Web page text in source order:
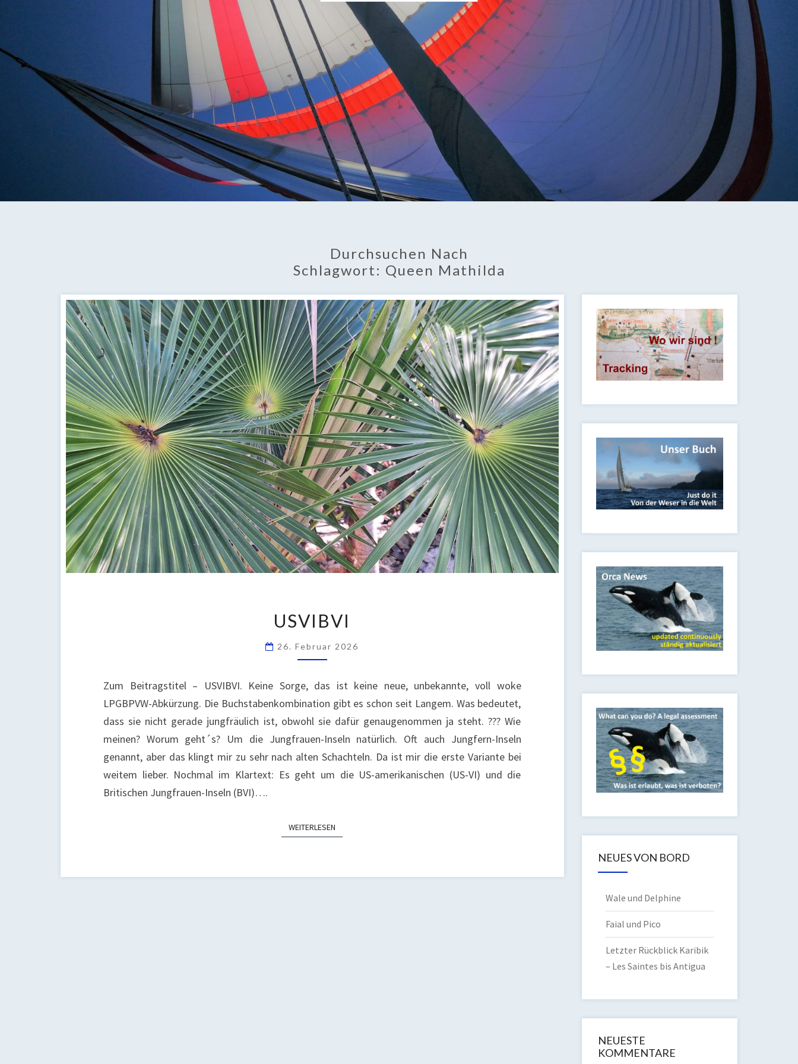
Durchsuchen Nach
Schlagwort: Queen Mathilda
USVIBVI
26. Februar 2026
Zum Beitragstitel – USVIBVI. Keine Sorge, das ist keine neue, unbekannte, voll woke
LPGBPVW-Abkürzung. Die Buchstabenkombination gibt es schon seit Langem. Was bedeutet,
dass sie nicht gerade jungfräulich ist, obwohl sie dafür genaugenommen ja steht. ??? Wie
meinen? Worum geht´s? Um die Jungfrauen-Inseln natürlich. Oft auch Jungfern-Inseln
genannt, aber das klingt mir zu sehr nach alten Schachteln. Da ist mir die erste Variante bei
weitem lieber. Nochmal im Klartext: Es geht um die US-amerikanischen (US-VI) und die
Britischen Jungfrauen-Inseln (BVI)….
WEITERLESEN
NEUES VON BORD
Wale und Delphine
Faial und Pico
Letzter Rückblick Karibik
– Les Saintes bis Antigua
NEUESTE
KOMMENTARE